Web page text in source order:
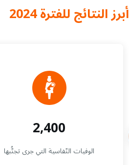
أبرز النتائج للفترة 2024
2,400
الوفيات النّفاسية التي جرى تجنُّبها